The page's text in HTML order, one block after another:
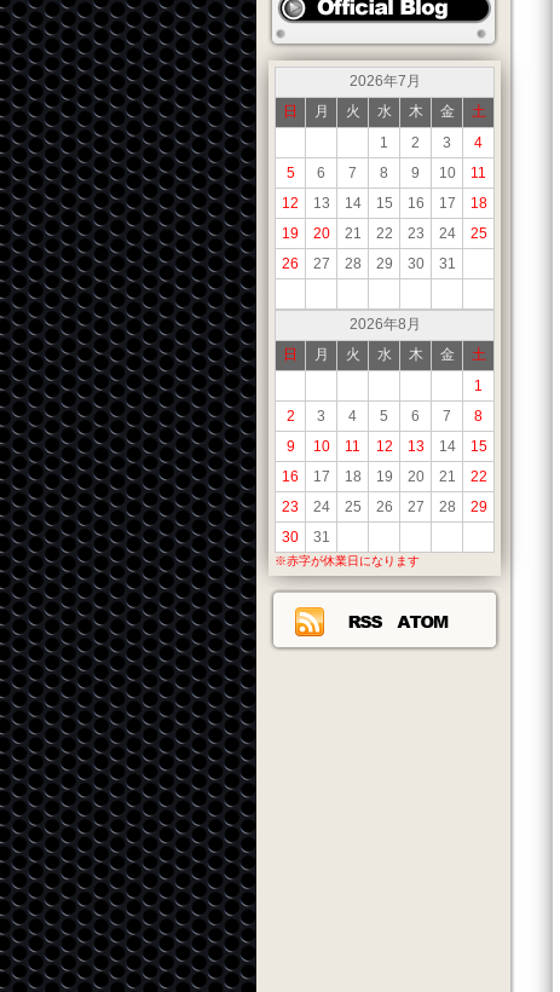
2026年7月
日
月 火 水 木 金
土
1
2 3
4
5
6 7 8 9 10
11
12
13 14 15 16 17
18
19
20 21 22 23 24
25
26
27 28 29 30 31
2026年8月
日
月 火 水 木 金
土
1
2
3 4 5 6 7
8
9
10 11 12 13 14
15
16
17 18 19 20 21
22
23
24 25 26 27 28
29
30
31
※赤字が休業日になります